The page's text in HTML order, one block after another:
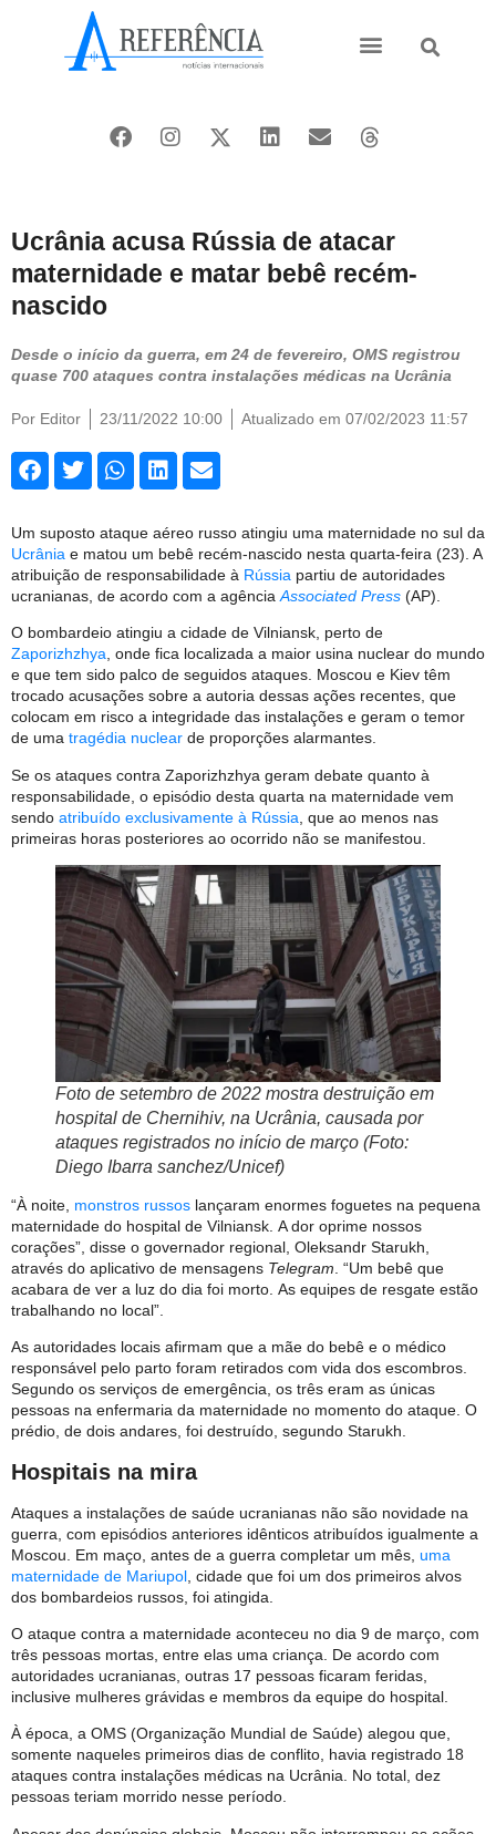
Ucrânia acusa Rússia de atacar
maternidade e matar bebê recém-
nascido
Desde o início da guerra, em 24 de fevereiro, OMS registrou
quase 700 ataques contra instalações médicas na Ucrânia
Por Editor 23/11/2022 10:00 Atualizado em 07/02/2023 11:57
Um suposto ataque aéreo russo atingiu uma maternidade no sul da
Ucrânia e matou um bebê recém-nascido nesta quarta-feira (23). A
atribuição de responsabilidade à Rússia partiu de autoridades
ucranianas, de acordo com a agência Associated Press (AP).
O bombardeio atingiu a cidade de Vilniansk, perto de
Zaporizhzhya, onde fica localizada a maior usina nuclear do mundo
e que tem sido palco de seguidos ataques. Moscou e Kiev têm
trocado acusações sobre a autoria dessas ações recentes, que
colocam em risco a integridade das instalações e geram o temor
de uma tragédia nuclear de proporções alarmantes.
Se os ataques contra Zaporizhzhya geram debate quanto à
responsabilidade, o episódio desta quarta na maternidade vem
sendo atribuído exclusivamente à Rússia , que ao menos nas
primeiras horas posteriores ao ocorrido não se manifestou.
Foto de setembro de 2022 mostra destruição em
hospital de Chernihiv, na Ucrânia, causada por
ataques registrados no início de março (Foto:
Diego Ibarra sanchez/Unicef)
“À noite, monstros russos lançaram enormes foguetes na pequena
maternidade do hospital de Vilniansk. A dor oprime nossos
corações”, disse o governador regional, Oleksandr Starukh,
através do aplicativo de mensagens Telegram . “Um bebê que
acabara de ver a luz do dia foi morto. As equipes de resgate estão
trabalhando no local”.
As autoridades locais afirmam que a mãe do bebê e o médico
responsável pelo parto foram retirados com vida dos escombros.
Segundo os serviços de emergência, os três eram as únicas
pessoas na enfermaria da maternidade no momento do ataque. O
prédio, de dois andares, foi destruído, segundo Starukh.
Hospitais na mira
Ataques a instalações de saúde ucranianas não são novidade na
guerra, com episódios anteriores idênticos atribuídos igualmente a
Moscou. Em maço, antes de a guerra completar um mês, uma
maternidade de Mariupol , cidade que foi um dos primeiros alvos
dos bombardeios russos, foi atingida.
O ataque contra a maternidade aconteceu no dia 9 de março, com
três pessoas mortas, entre elas uma criança. De acordo com
autoridades ucranianas, outras 17 pessoas ficaram feridas,
inclusive mulheres grávidas e membros da equipe do hospital.
À época, a OMS (Organização Mundial de Saúde) alegou que,
somente naqueles primeiros dias de conflito, havia registrado 18
ataques contra instalações médicas na Ucrânia. No total, dez
pessoas teriam morrido nesse período.